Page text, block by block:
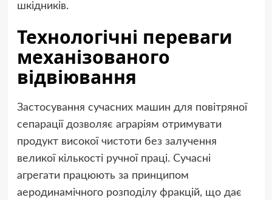
шкідників.
Технологічні переваги
механізованого
відвіювання
Застосування сучасних машин для повітряної
сепарації дозволяє аграріям отримувати
продукт високої чистоти без залучення
великої кількості ручної праці. Сучасні
агрегати працюють за принципом
аеродинамічного розподілу фракцій, що дає